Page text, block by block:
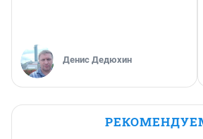
Денис Дедюхин